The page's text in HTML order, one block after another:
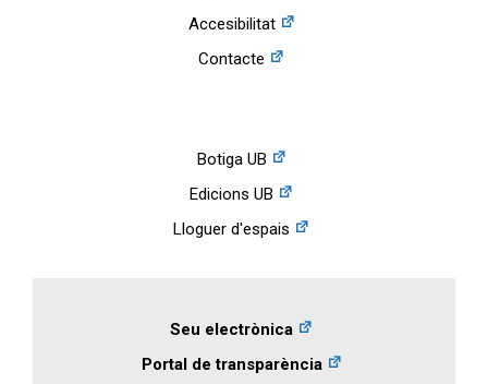
Accesibilitat
Contacte
Botiga UB
Edicions UB
Lloguer d'espais
Seu electrònica
Portal de transparència